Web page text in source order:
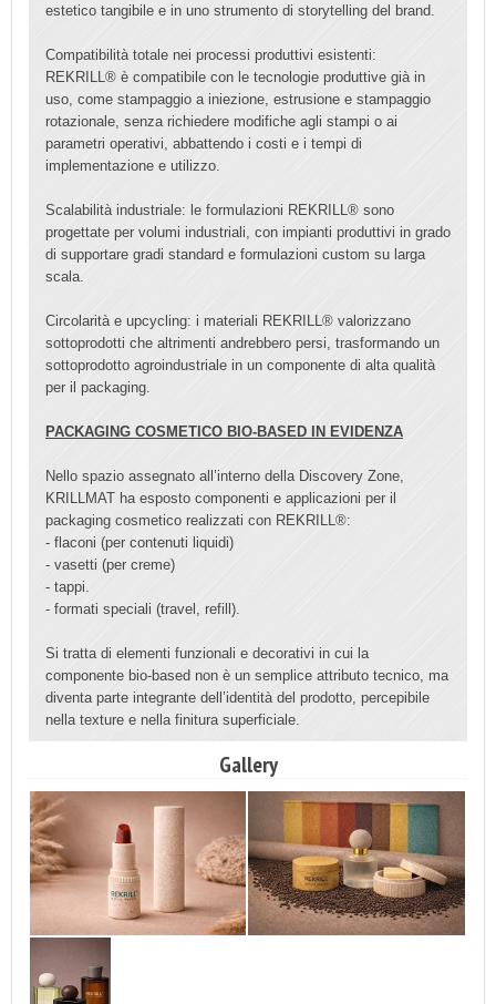
estetico tangibile e in uno strumento di storytelling del brand.
Compatibilità totale nei processi produttivi esistenti:
REKRILL® è compatibile con le tecnologie produttive già in
uso, come stampaggio a iniezione, estrusione e stampaggio
rotazionale, senza richiedere modifiche agli stampi o ai
parametri operativi, abbattendo i costi e i tempi di
implementazione e utilizzo.
Scalabilità industriale: le formulazioni REKRILL® sono
progettate per volumi industriali, con impianti produttivi in grado
di supportare gradi standard e formulazioni custom su larga
scala.
Circolarità e upcycling: i materiali REKRILL® valorizzano
sottoprodotti che altrimenti andrebbero persi, trasformando un
sottoprodotto agroindustriale in un componente di alta qualità
per il packaging.
PACKAGING COSMETICO BIO-BASED IN EVIDENZA
Nello spazio assegnato all’interno della Discovery Zone,
KRILLMAT ha esposto componenti e applicazioni per il
packaging cosmetico realizzati con REKRILL®:
- flaconi (per contenuti liquidi)
- vasetti (per creme)
- tappi.
- formati speciali (travel, refill).
Si tratta di elementi funzionali e decorativi in cui la
componente bio-based non è un semplice attributo tecnico, ma
diventa parte integrante dell’identità del prodotto, percepibile
nella texture e nella finitura superficiale.
Gallery